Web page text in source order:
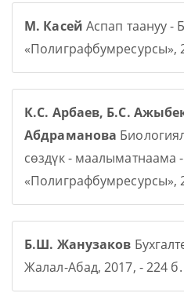
М. Касей Аспап таануу -
«Полиграфбумресурсы»,
К.С. Арбаев, Б.С.
Абдраманова
сөздүк - маалыматнаама
«Полиграфбумресурсы»,
Б.Ш. Жанузаков
Жалал-Абад, 2017, - 224 б.